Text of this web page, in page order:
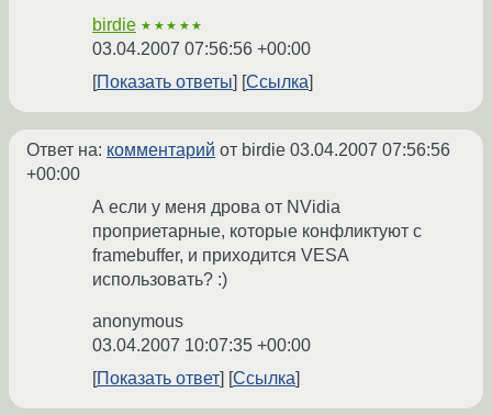
birdie ★★★★★
03.04.2007 07:56:56 +00:00
Показать ответы
Ссылка
Ответ на: комментарий от birdie 03.04.2007 07:56:56
+00:00
А если у меня дрова от NVidia
проприетарные, которые конфликтуют с
framebuffer, и приходится VESA
использовать? :)
anonymous
03.04.2007 10:07:35 +00:00
Показать ответ
Ссылка